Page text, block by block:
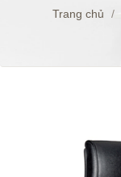
Trang chủ /